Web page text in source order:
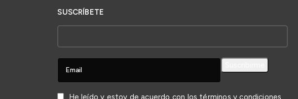
SUSCRÍBETE
He leído y estoy de acuerdo con los términos y condiciones